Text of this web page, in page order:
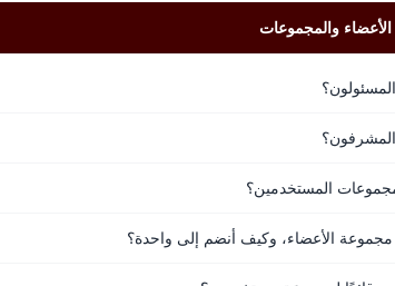
والمجموعات
المستخدمين؟
الأعضاء، وكيف أنضم إلى واحدة؟